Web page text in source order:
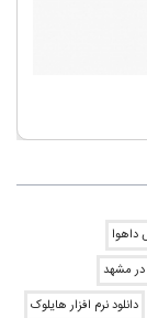
داهوا
مشهد
دانلود نرم افزار هایلوک